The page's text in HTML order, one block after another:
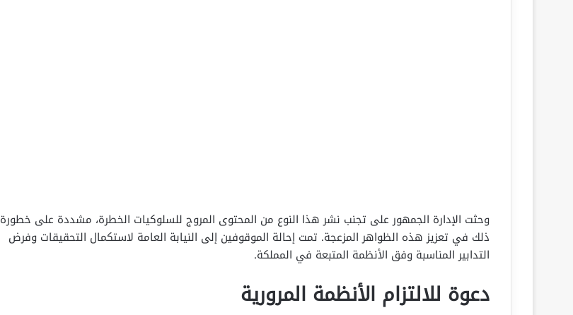
وحثت الإدارة الجمهور على تجنب نشر هذا النوع من المحتوى المروج للسلوكيات الخطرة، مشددة على خطورة
ذلك في تعزيز هذه الظواهر المزعجة. تمت إحالة الموقوفين إلى النيابة العامة لاستكمال التحقيقات وفرض
التدابير المناسبة وفق الأنظمة المتبعة في المملكة.
دعوة للالتزام الأنظمة المرورية